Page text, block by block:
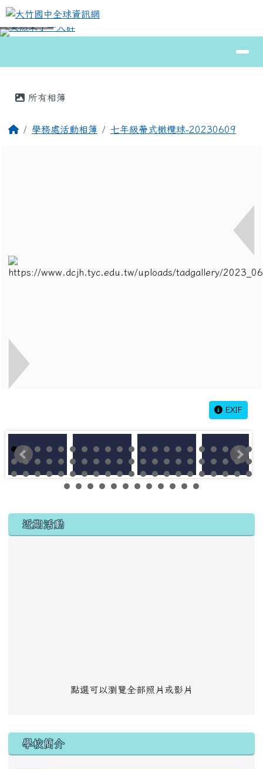
跳至主內容區
大竹國中全球資訊網
⏸
所有相簿
回首頁學務處活動相簿 七年級帶式橄欖球-20230609
EXIF
左邊區域內容
近期活動
點選可以瀏覽全部照片或影片
學校簡介